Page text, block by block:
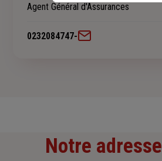
Agent Général d'Assurances
0232084747-
Notre adresse